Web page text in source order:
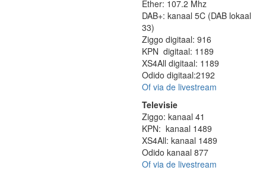
Ether: 107.2 Mhz
DAB+: kanaal 5C (DAB lokaal
33)
Ziggo digitaal: 916
KPN digitaal: 1189
XS4All digitaal: 1189
Odido digitaal:2192
Of via de livestream
Televisie
Ziggo: kanaal 41
KPN: kanaal 1489
XS4All: kanaal 1489
Odido kanaal 877
Of via de livestream